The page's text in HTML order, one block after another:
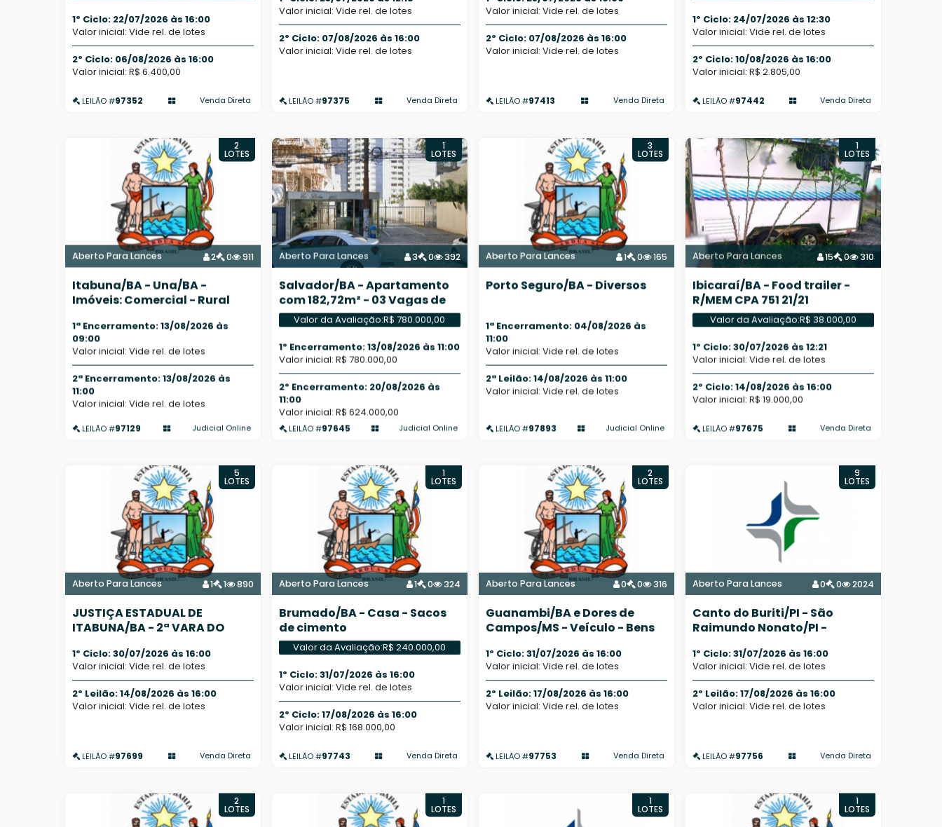
1º Ciclo: 22/07/2026 às 16:00
Valor inicial: Vide rel. de lotes
2º Ciclo: 06/08/2026 às 16:00
Valor inicial: R$ 6.400,00
LEILÃO #97352 Venda Direta
Valor inicial: Vide rel. de lotes
2º Ciclo: 07/08/2026 às 16:00
Valor inicial: Vide rel. de lotes
LEILÃO #97375 Venda Direta
Valor inicial: Vide rel. de lotes
2º Ciclo: 07/08/2026 às 16:00
Valor inicial: Vide rel. de lotes
LEILÃO #97413 Venda Direta
1º Ciclo: 24/07/2026 às 12:30
Valor inicial: Vide rel. de lotes
2º Ciclo: 10/08/2026 às 16:00
Valor inicial: R$ 2.805,00
LEILÃO #97442 Venda Direta
Aberto Para Lances 2 0 911
2
LOTES
Itabuna/BA - Una/BA -
Imóveis: Comercial - Rural
1ª Encerramento: 13/08/2026 às
09:00
Valor inicial: Vide rel. de lotes
2ª Encerramento: 13/08/2026 às
11:00
Valor inicial: Vide rel. de lotes
LEILÃO #97129 Judicial Online
Aberto Para Lances 3 0 392
1
LOTES
Salvador/BA - Apartamento
com 182,72m² - 03 Vagas de
garagem
Valor da Avaliação:R$ 780.000,00
1º Encerramento: 13/08/2026 às 11:00
Valor inicial: R$ 780.000,00
2º Encerramento: 20/08/2026 às
11:00
Valor inicial: R$ 624.000,00
LEILÃO #97645 Judicial Online
Aberto Para Lances 1 0 165
3
LOTES
Porto Seguro/BA - Diversos
1ª Encerramento: 04/08/2026 às
11:00
Valor inicial: Vide rel. de lotes
2ª Leilão: 14/08/2026 às 11:00
Valor inicial: Vide rel. de lotes
LEILÃO #97893 Judicial Online
Aberto Para Lances 15 0 310
1
LOTES
Ibicaraí/BA - Food trailer -
R/MEM CPA 751 21/21
Valor da Avaliação:R$ 38.000,00
1º Ciclo: 30/07/2026 às 12:21
Valor inicial: Vide rel. de lotes
2º Ciclo: 14/08/2026 às 16:00
Valor inicial: R$ 19.000,00
LEILÃO #97675 Venda Direta
Aberto Para Lances 1 1 890
5
LOTES
JUSTIÇA ESTADUAL DE
ITABUNA/BA - 2ª VARA DO
1º Ciclo: 30/07/2026 às 16:00
Valor inicial: Vide rel. de lotes
2º Leilão: 14/08/2026 às 16:00
Valor inicial: Vide rel. de lotes
LEILÃO #97699 Venda Direta
Aberto Para Lances 1 0 324
1
LOTES
Brumado/BA - Casa - Sacos
de cimento
Valor da Avaliação:R$ 240.000,00
1º Ciclo: 31/07/2026 às 16:00
Valor inicial: Vide rel. de lotes
2º Ciclo: 17/08/2026 às 16:00
Valor inicial: R$ 168.000,00
LEILÃO #97743 Venda Direta
Aberto Para Lances 0 0 316
2
LOTES
Guanambi/BA e Dores de
Campos/MS - Veículo - Bens
1º Ciclo: 31/07/2026 às 16:00
Valor inicial: Vide rel. de lotes
2º Leilão: 17/08/2026 às 16:00
Valor inicial: Vide rel. de lotes
LEILÃO #97753 Venda Direta
Aberto Para Lances 0 0 2024
9
LOTES
Canto do Buriti/PI - São
Raimundo Nonato/PI -
1º Ciclo: 31/07/2026 às 16:00
Valor inicial: Vide rel. de lotes
2º Leilão: 17/08/2026 às 16:00
Valor inicial: Vide rel. de lotes
LEILÃO #97756 Venda Direta
2
LOTES
1
LOTES
1
LOTES
1
LOTES